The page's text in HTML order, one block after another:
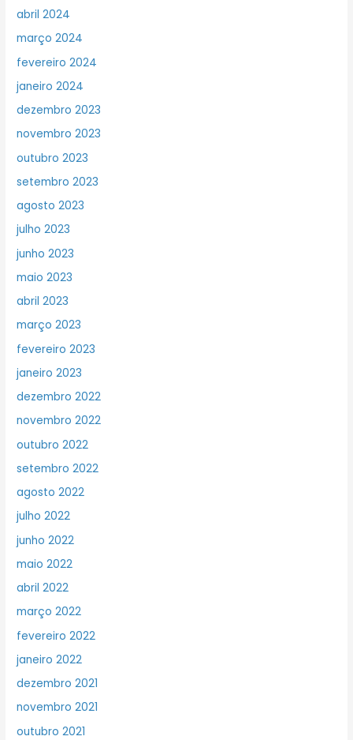
abril 2024
março 2024
fevereiro 2024
janeiro 2024
dezembro 2023
novembro 2023
outubro 2023
setembro 2023
agosto 2023
julho 2023
junho 2023
maio 2023
abril 2023
março 2023
fevereiro 2023
janeiro 2023
dezembro 2022
novembro 2022
outubro 2022
setembro 2022
agosto 2022
julho 2022
junho 2022
maio 2022
abril 2022
março 2022
fevereiro 2022
janeiro 2022
dezembro 2021
novembro 2021
outubro 2021